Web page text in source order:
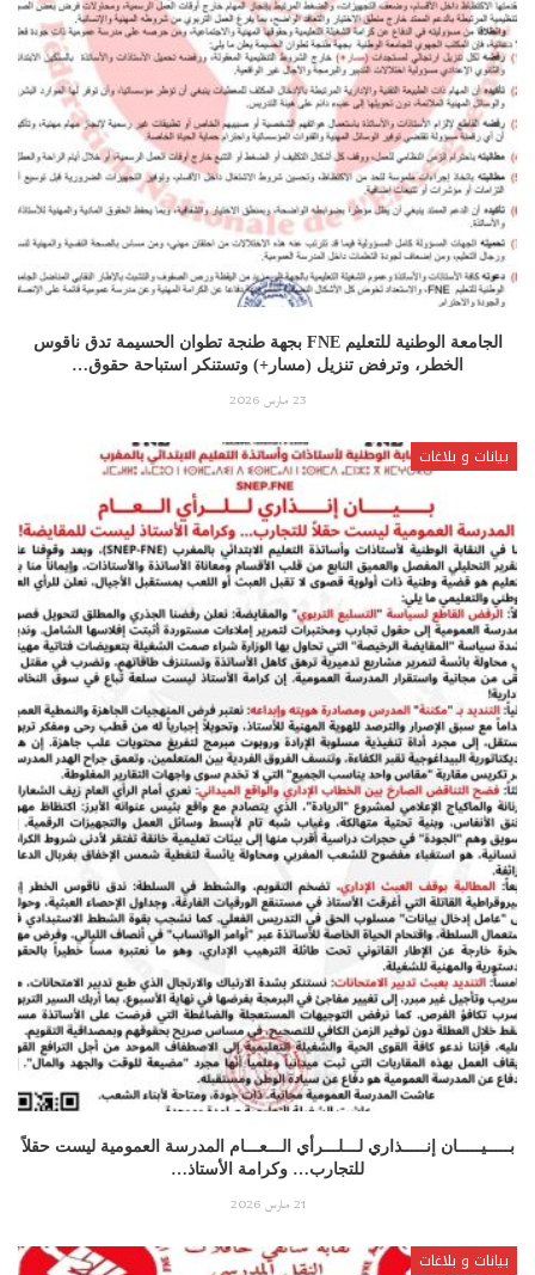
الجامعة الوطنية للتعليم FNE بجهة طنجة تطوان الحسيمة تدق ناقوس
الخطر، وترفض تنزيل (مسار+) وتستنكر استباحة حقوق…
23 مارس 2026
بيانات و بلاغات
بـــــيـــــان إنـــــذاري لـــلـــرأي الـــعـــام المدرسة العمومية ليست حقلاً
للتجارب… وكرامة الأستاذ…
21 مارس 2026
بيانات و بلاغات